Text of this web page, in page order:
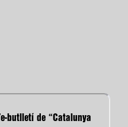
butlletí de “Catalunya